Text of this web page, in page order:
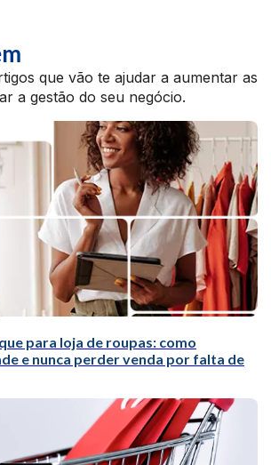
que vão te ajudar a aumentar as
a gestão do seu negócio.
para loja de roupas: como
e nunca perder venda por falta de